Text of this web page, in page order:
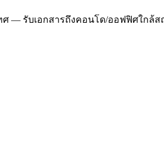
— รับเอกสารถึงคอนโด/ออฟฟิศใกล้ส